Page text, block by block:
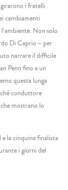
i fratelli
cambiamenti
Non solo
Di Caprio – per
narrare il difficile
Penn fino a un
questa lunga
conduttore
mostrano lo
la cinquina finalista
i giorni del